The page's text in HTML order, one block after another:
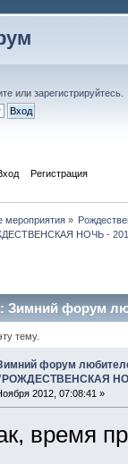
или зарегистрируйтесь
Регистрация
мероприятия»
НОЧЬ -
Зимний форум
тему.
форум
2012, 07:08:41 »
время